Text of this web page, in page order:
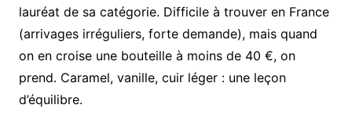
lauréat de sa catégorie. Difficile à trouver en France
(arrivages irréguliers, forte demande), mais quand
on en croise une bouteille à moins de 40 €, on
prend. Caramel, vanille, cuir léger : une leçon
d’équilibre.